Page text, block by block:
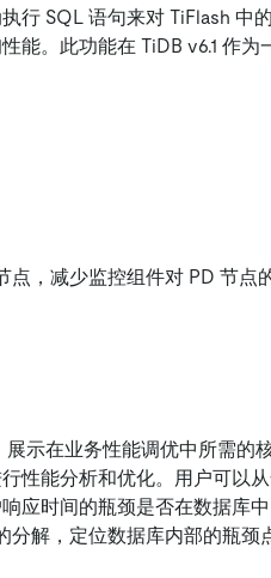
行 SQL 语句来对 TiFlash 中
能。此功能在 TiDB v6.1 作为
，减少监控组件对 PD 节点
示在业务性能调优中所需的
行性能分析和优化。用户可以
应时间的瓶颈是否在数据库
分解，定位数据库内部的瓶颈